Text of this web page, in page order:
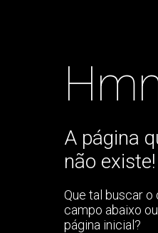
A página
não existe!
Que tal buscar o
campo abaixo
página inicial?